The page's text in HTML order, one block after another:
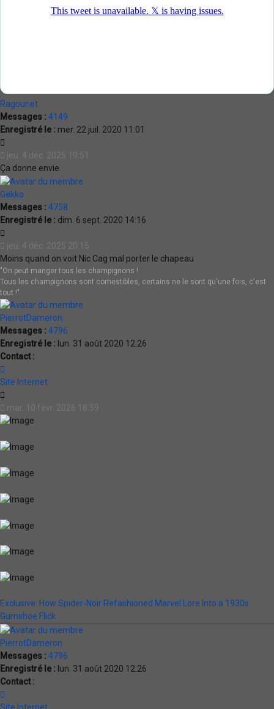
Ragounet
Messages : 4149
Enregistré le : mer. 22 juil. 2020 11:01
jeu. 4 déc. 2025 19:51
Ça donne envie.
Gekko
Messages : 4758
Enregistré le : dim. 6 sept. 2020 14:16
jeu. 4 déc. 2025 20:15
Moins quand on voit Nic Cag mal porter le chapeau
"On peut manger tous les champignons !
Tous les champignons sont comestibles, certains ne le sont qu'une fois, c'est
tout !"
PierrotDameron
Messages : 4796
Enregistré le : lun. 31 août 2020 12:26
Contact :
PierrotDameron
Site Internet
mar. 10 févr. 2026 18:59
Exclusive: How Spider-Noir Refashioned Marvel Lore Into a 1930s
Gumshoe Flick
PierrotDameron
Messages : 4796
Enregistré le : lun. 31 août 2020 12:26
Contact :
PierrotDameron